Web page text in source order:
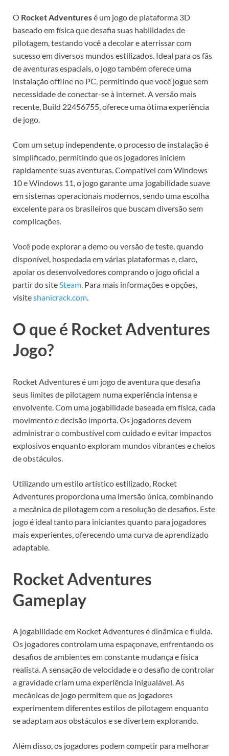
O Rocket Adventuresé um jogo de plataforma 3D
baseado em física que desafia suas habilidades de
pilotagem, testando você a decolar e aterrissar com
sucesso em diversos mundos estilizados. Ideal para os fãs
de aventuras espaciais, o jogo também oferece uma
instalação offline no PC, permitindo que você jogue sem
necessidade de conectar-se à internet. A versão mais
recente, Build 22456755, oferece uma ótima experiência
de jogo.
Com um setup independente, o processo de instalação é
simplificado, permitindo que os jogadores iniciem
rapidamente suas aventuras. Compatível com Windows
10 e Windows 11, o jogo garante uma jogabilidade suave
em sistemas operacionais modernos, sendo uma escolha
excelente para os brasileiros que buscam diversão sem
complicações.
Você pode explorar a demo ou versão de teste, quando
disponível, hospedada em várias plataformas e, claro,
apoiar os desenvolvedores comprando o jogo oficial a
partir do siteSteam. Para mais informações e opções,
visiteshanicrack.com.
O que é Rocket Adventures
Jogo?
Rocket Adventures é um jogo de aventura que desafia
seus limites de pilotagem numa experiência intensa e
envolvente. Com uma jogabilidade baseada em física, cada
movimento e decisão importa. Os jogadores devem
administrar o combustível com cuidado e evitar impactos
explosivos enquanto exploram mundos vibrantes e cheios
de obstáculos.
Utilizando um estilo artístico estilizado, Rocket
Adventures proporciona uma imersão única, combinando
a mecânica de pilotagem com a resolução de desafios. Este
jogo é ideal tanto para iniciantes quanto para jogadores
mais experientes, oferecendo uma curva de aprendizado
adaptable.
Rocket Adventures
Gameplay
A jogabilidade em Rocket Adventures é dinâmica e fluida.
Os jogadores controlam uma espaçonave, enfrentando os
desafios de ambientes em constante mudança e física
realista. A sensação de velocidade e o desafio de controlar
a gravidade criam uma experiência inigualável. As
mecânicas de jogo permitem que os jogadores
experimentem diferentes estilos de pilotagem enquanto
se adaptam aos obstáculos e se divertem explorando.
Além disso, os jogadores podem competir para melhorar